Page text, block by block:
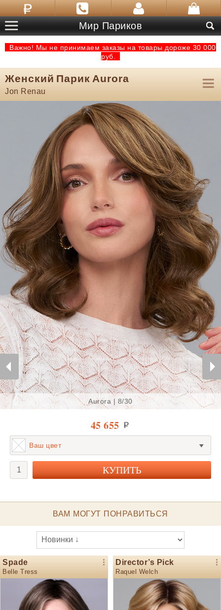
Мир Париков
Важно! Мы не принимаем заказы на товары дороже 30 000
руб.
Женский Парик Aurora
Jon Renau
45 655
Ваш цвет
Aurora | 8/30
ВАМ МОГУТ ПОНРАВИТЬСЯ
Spade
Belle Tress
Director’s Pick
Raquel Welch